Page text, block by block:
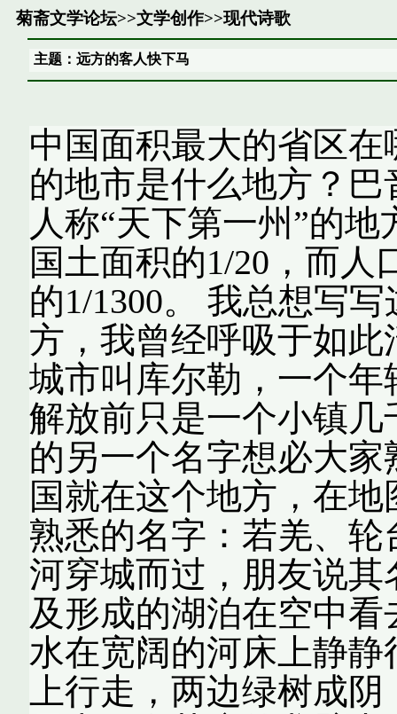
菊斋文学论坛>>文学创作>>现代诗歌
主题：远方的客人快下马
中国面积最大的省区
的地市是什么地方？
人称“天下第一州”的
国土面积的1/20，而人
的1/1300。 我总想写
方，我曾经呼吸于如
城市叫库尔勒，一个
解放前只是一个小镇
的另一个名字想必大
国就在这个地方，在
熟悉的名字：若羌、
河穿城而过，朋友说
及形成的湖泊在空中
水在宽阔的河床上静
上行走，两边绿树成